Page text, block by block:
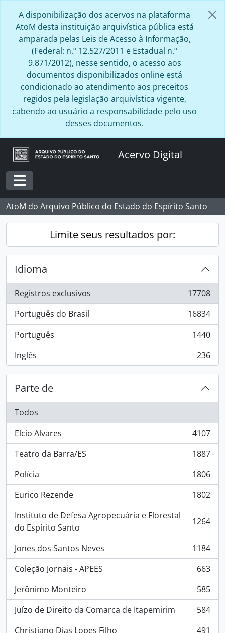
A disponibilização dos acervos na plataforma
AtoM desta instituição arquivística pública está
amparada pelas Leis de Acesso à Informação,
(Federal: n.º 12.527/2011 e Estadual n.º
9.871/2012), nesse sentido, o acesso aos
documentos disponibilizados online está
condicionado ao atendimento aos preceitos
regidos pela legislação arquivística vigente,
cabendo ao usuário a responsabilidade pelo uso
desses documentos.
Acervo Digital
Toggle navigation
AtoM do Arquivo Público do Estado do Espírito Santo
Limite seus resultados por:
Idioma
Registros exclusivos
, 17708 resultados
17708
Português do Brasil
, 16834 resultados
16834
Português
, 1440 resultados
1440
Inglês
, 236 resultados 236
Parte de
Todos
Elcio Alvares
, 4107 resultados
4107
Teatro da Barra/ES
, 1887 resultados
1887
Polícia
, 1806 resultados
1806
Eurico Rezende
, 1802 resultados
1802
Instituto de Defesa Agropecuária e Florestal
do Espírito Santo
, 1264 resultados 1264
Jones dos Santos Neves
, 1184 resultados
1184
Coleção Jornais - APEES
, 663 resultados
663
Jerônimo Monteiro
, 585 resultados
585
Juízo de Direito da Comarca de Itapemirim
, 584 resultados
584
Christiano Dias Lopes Filho
491